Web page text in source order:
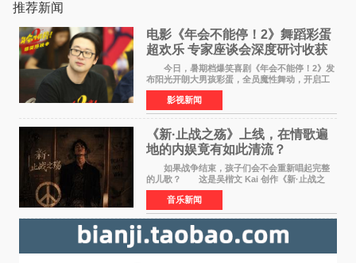
推荐新闻
电影《年会不能停！2》舞蹈彩蛋
超欢乐 专家座谈会深度研讨收获
满满
今日，暑期档爆笑喜剧《年会不能停！2》发
布阳光开朗大男孩彩蛋，全员魔性舞动，开启工
位狂欢模式。影片于昨日同步举办专家座谈会，
导演董润年、总制片人应萝佳出席现场，与一众
业内、学界专家
影视新闻
《新·止战之殇》上线，在情歌遍
地的内娱竟有如此清流？
如果战争结束，孩子们会不会重新唱起完整
的儿歌？ 这是吴楷文 Kai 创作《新·止战之
殇》时最初的想法。 从伊朗相关冲突引发的
地区局势，到世界各地仍在发生的动荡与不安，
战争从来不只
音乐新闻